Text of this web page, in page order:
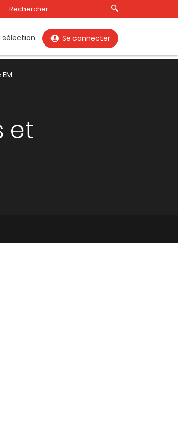
sélection Se connecter
et